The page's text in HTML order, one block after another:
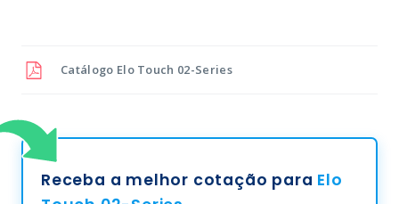
Catálogo Elo Touch 02-Series
Receba a melhor cotação para Elo